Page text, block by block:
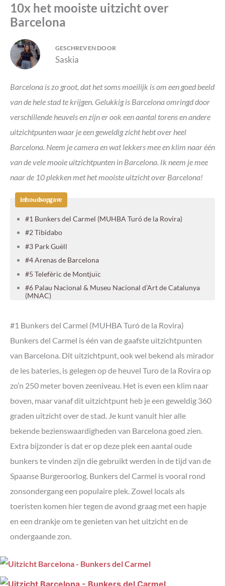
10x het mooiste uitzicht over
Barcelona
Barcelona is zo groot, dat het soms moeilijk is om een goed beeld
van de hele stad te krijgen. Gelukkig is Barcelona omringd door
verschillende heuvels en zijn er ook een aantal torens en andere
uitzichtpunten waar je een geweldig zicht hebt over heel
Barcelona. Neem je camera en wat lekkers mee en klim naar één
van de vele mooie uitzichtpunten in Barcelona. Ik neem je mee
naar de 10 plekken met het mooiste uitzicht over Barcelona!
Inhoudsopgave
#1 Bunkers del Carmel (MUHBA Turó de la Rovira)
#2 Tibidabo
#3 Park Guëll
#4 Arenas de Barcelona
#5 Telefèric de Montjuïc
#6 Palau Nacional & Museu Nacional d’Art de Catalunya
(MNAC)
#8 Casa Milà (la Pedrera)
#9 Het monument van Colombus
#1 Bunkers del Carmel (MUHBA Turó de la Rovira)
Bunkers del Carmel is één van de gaafste uitzichtpunten
van Barcelona. Dit uitzichtpunt, ook wel bekend als mirador
de les bateries, is gelegen op de heuvel Turo de la Rovira op
zo’n 250 meter boven zeeniveau. Het is even een klim naar
boven, maar vanaf dit uitzichtpunt heb je een geweldig 360
graden uitzicht over de stad. Je kunt vanuit hier alle
bekende bezienswaardigheden van Barcelona goed zien.
Extra bijzonder is dat er op deze plek een aantal oude
bunkers te vinden zijn die gebruikt werden in de tijd van de
Spaanse Burgeroorlog. Bunkers del Carmel is vooral rond
zonsondergang een populaire plek. Zowel locals als
toeristen komen hier tegen de avond graag met een hapje
en een drankje om te genieten van het uitzicht en de
ondergaande zon.
GESCHREVEN DOOR
Saskia